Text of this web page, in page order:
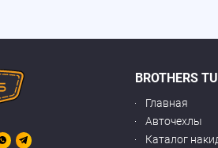
BROTHERS
Главная
Авточехлы
Каталог